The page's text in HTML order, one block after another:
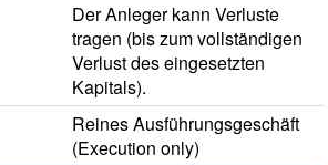
Der Anleger kann Verluste
tragen (bis zum vollständigen
Verlust des eingesetzten
Kapitals).
Reines Ausführungsgeschäft
(Execution only)